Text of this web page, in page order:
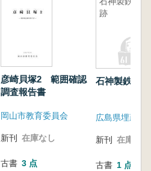
彦崎貝塚2 範囲確認
調査報告書
岡山市教育委員会
新刊 在庫なし
古書 3 点
跡
石神製鉄遺跡
新刊 在庫なし
古書 1 点